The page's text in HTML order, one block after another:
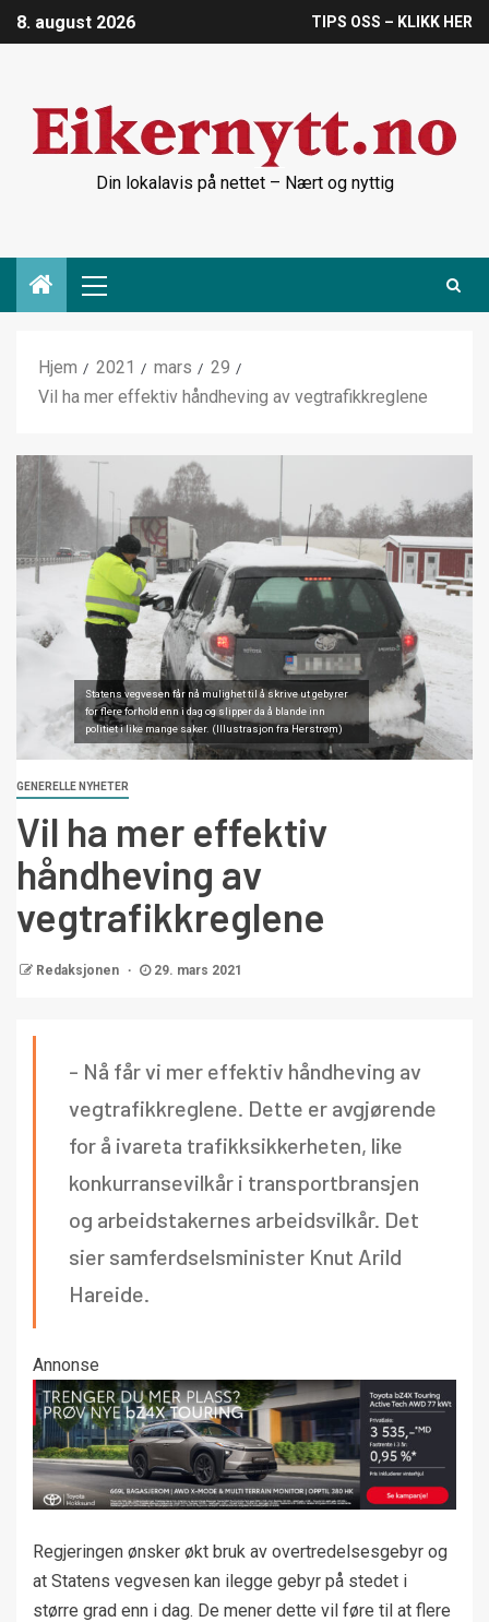
8. august 2026 TIPS OSS – KLIKK HER
Din lokalavis på nettet – Nært og nyttig
Hjem 2021 mars
29
Vil ha mer effektiv håndheving av vegtrafikkreglene
Statens vegvesen får nå mulighet til å skrive ut gebyrer
for flere forhold enn i dag og slipper da å blande inn
politiet i like mange saker. (Illustrasjon fra Herstrøm)
GENERELLE NYHETER
Vil ha mer effektiv
håndheving av
vegtrafikkreglene
Redaksjonen 29. mars 2021
- Nå får vi mer effektiv håndheving av
vegtrafikkreglene. Dette er avgjørende
for å ivareta trafikksikkerheten, like
konkurransevilkår i transportbransjen
og arbeidstakernes arbeidsvilkår. Det
sier samferdselsminister Knut Arild
Hareide.
Annonse
Regjeringen ønsker økt bruk av overtredelsesgebyr og
at Statens vegvesen kan ilegge gebyr på stedet i
større grad enn i dag. De mener dette vil føre til at flere